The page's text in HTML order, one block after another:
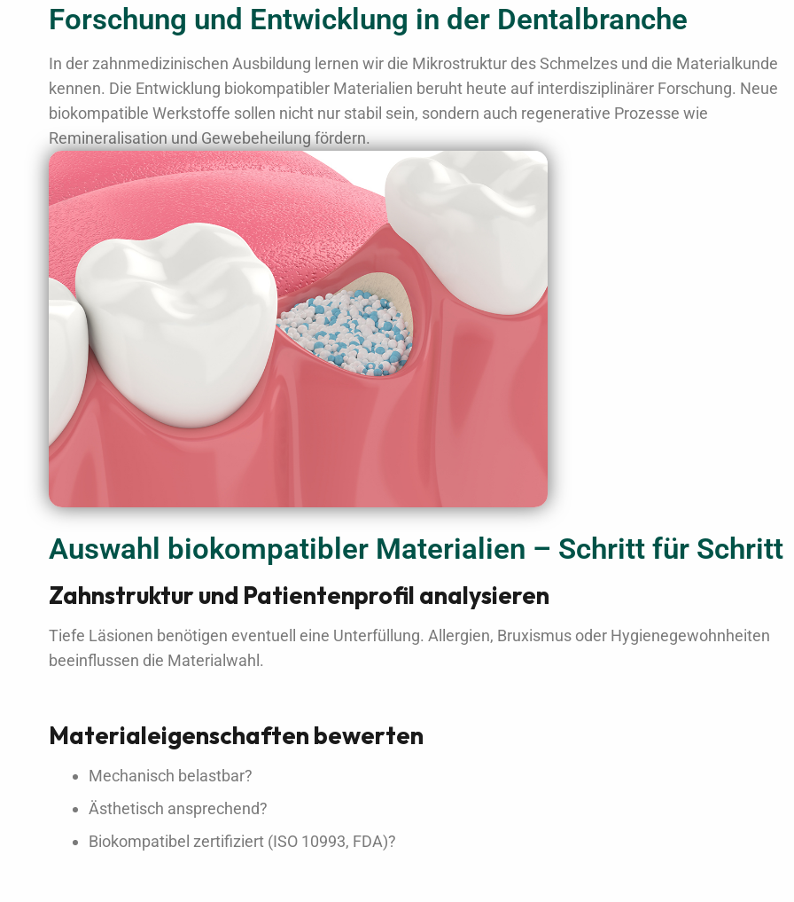
Forschung und Entwicklung in der Dentalbranche
In der zahnmedizinischen Ausbildung lernen wir die Mikrostruktur des Schmelzes und die Materialkunde
kennen. Die Entwicklung biokompatibler Materialien beruht heute auf interdisziplinärer Forschung. Neue
biokompatible Werkstoffe sollen nicht nur stabil sein, sondern auch regenerative Prozesse wie
Remineralisation und Gewebeheilung fördern.
Auswahl biokompatibler Materialien – Schritt für Schritt
Zahnstruktur und Patientenprofil analysieren
Tiefe Läsionen benötigen eventuell eine Unterfüllung. Allergien, Bruxismus oder Hygienegewohnheiten
beeinflussen die Materialwahl.
Materialeigenschaften bewerten
Mechanisch belastbar?
Ästhetisch ansprechend?
Biokompatibel zertifiziert (ISO 10993, FDA)?